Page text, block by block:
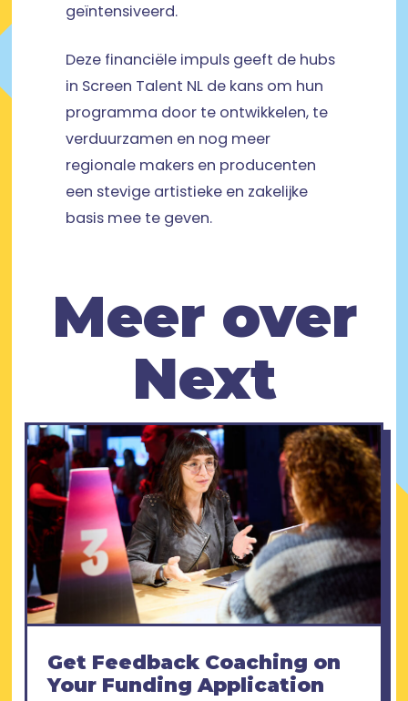
geïntensiveerd.
Deze financiële impuls geeft de hubs
in Screen Talent NL de kans om hun
programma door te ontwikkelen, te
verduurzamen en nog meer
regionale makers en producenten
een stevige artistieke en zakelijke
basis mee te geven.
Meer over
Next
Get Feedback Coaching on
Your Funding Application